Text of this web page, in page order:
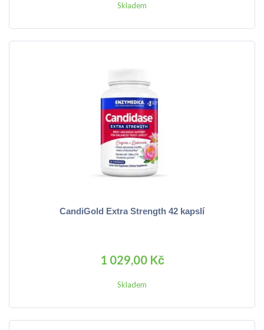
Skladem
CandiGold Extra Strength 42 kapslí
1 029,00 Kč
Skladem